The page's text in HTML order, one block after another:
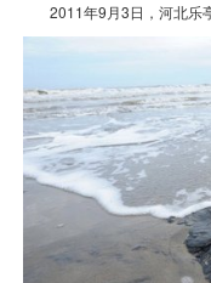
2011年9月3日，河北乐